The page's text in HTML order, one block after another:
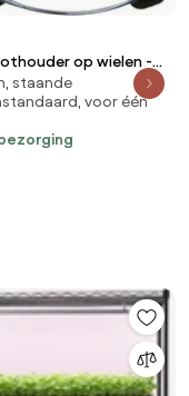
op wielen -
31 cm
staande
voor één